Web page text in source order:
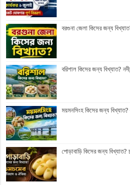
বরগুনা জেলা কিসের জন্য
বরিশাল কিসের জন্য বিখ্যাত?
ময়মনসিংহ কিসের জন্য
পোড়াবাড়ি কিসের জন্য